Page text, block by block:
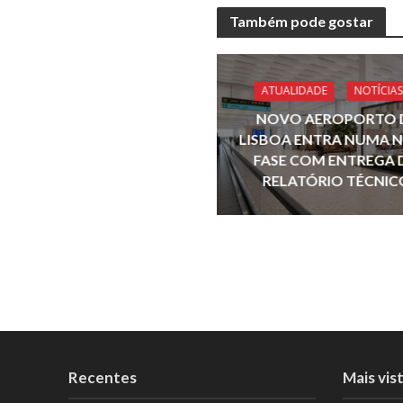
e
b
o
o
k
Também pode gostar
ATUALIDADE NOTÍCIAS
NOVO AEROPORTO
LISBOA ENTRA NUMA
FASE COM ENTREGA
RELATÓRIO
Recentes Mais